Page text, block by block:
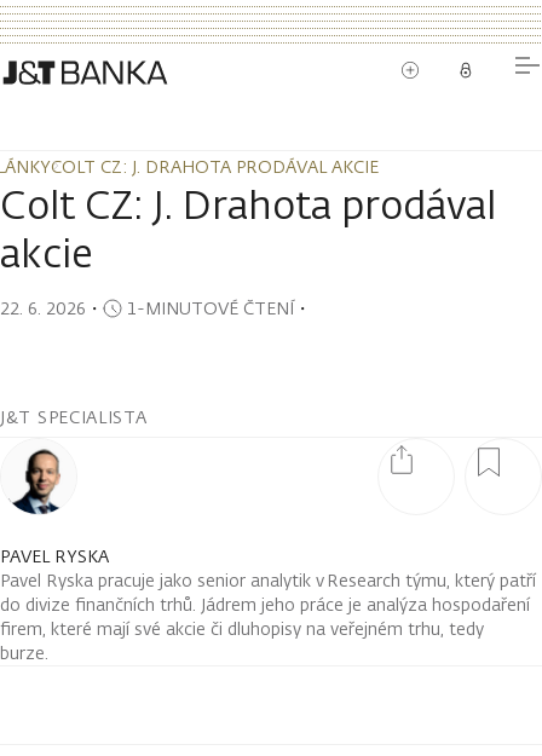
COLT CZ: J. DRAHOTA PRODÁVAL AKCIE
COLT CZ: J. DRAHOTA PRODÁVAL AKCIE
Colt CZ: J. Drahota prodával
akcie
22. 6. 2026 ・ 1-MINUTOVÉ ČTENÍ・
J&T SPECIALISTA
PAVEL RYSKA
Pavel Ryska pracuje jako senior analytik v Research týmu, který patří
do divize finančních trhů. Jádrem jeho práce je analýza hospodaření
firem, které mají své akcie či dluhopisy na veřejném trhu, tedy
burze.